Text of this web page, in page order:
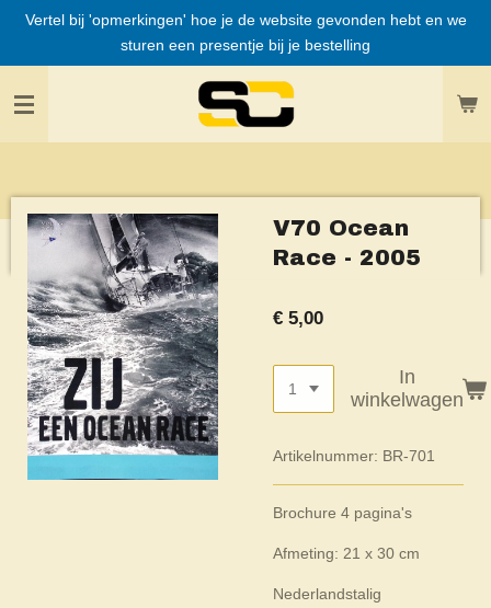
Ga
de
Vertel bij 'opmerkingen' hoe je de website gevonden hebt en we
sturen een presentje bij je bestelling
V70 Ocean
Race - 2005
€ 5,00
In
winkelwagen
Artikelnummer: BR-701
Brochure 4 pagina's
Afmeting: 21 x 30 cm
Nederlandstalig